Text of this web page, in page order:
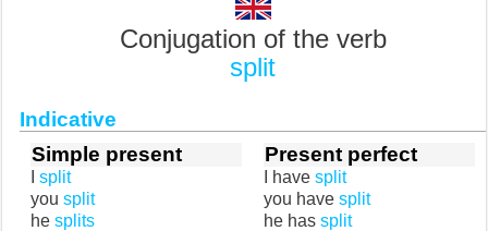
Conjugation of the verb
split
Indicative
Simple present
split
you split
he splits
Present perfect
I have split
you have split
he has split